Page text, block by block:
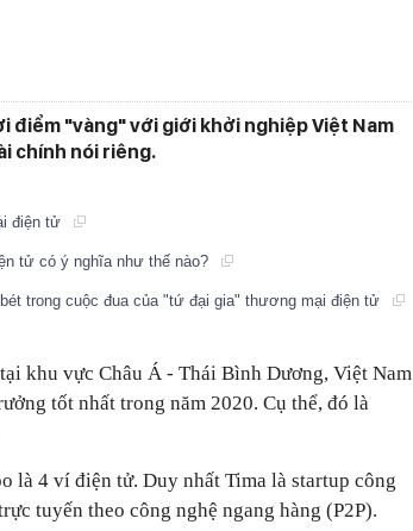
điểm "vàng" với giới khởi nghiệp Việt Nam
chính nói riêng.
điện tử
tử có ý nghĩa như thế nào?
trong cuộc đua của "tứ đại gia" thương mại điện tử
khu vực Châu Á - Thái Bình Dương, Việt Nam
tốt nhất trong năm 2020. Cụ thể, đó là
là 4 ví điện tử. Duy nhất Tima là startup công
tuyến theo công nghệ ngang hàng (P2P).